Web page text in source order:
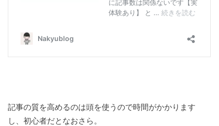
記事の質を高めるのは頭を使うので時間がかかります
し、初心者だとなおさら。